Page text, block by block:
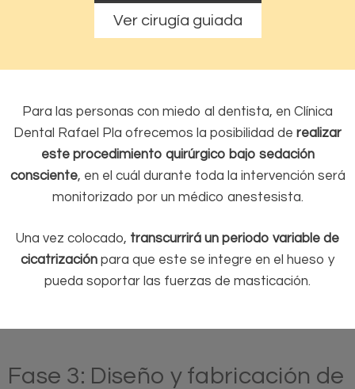
Ver cirugía guiada
Para las personas con miedo al dentista, en Clínica
Dental Rafael Pla ofrecemos la posibilidad de realizar
este procedimiento quirúrgico bajo sedación
consciente, en el cuál durante toda la intervención será
monitorizado por un médico anestesista.
Una vez colocado, transcurrirá un periodo variable de
cicatrización para que este se integre en el hueso y
pueda soportar las fuerzas de masticación.
Fase 3: Diseño y fabricación de